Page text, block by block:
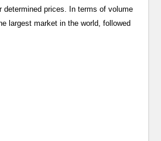
determined prices. In terms of volume
largest market in the world, followed